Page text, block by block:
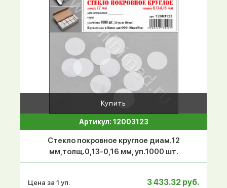
Купить
Артикул: 12003123
Стекло покровное круглое диам.12
мм,толщ.0,13-0,16 мм, уп.1000 шт.
Цена за 1 уп. 3 433.32 руб.